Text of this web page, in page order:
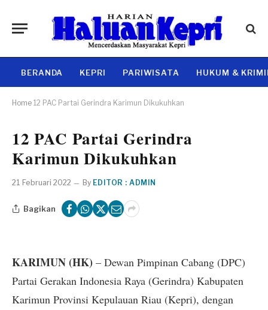
BERANDA KEPRI PARIWISATA HUKUM &
Home 12 PAC Partai Gerindra Karimun Dikukuhkan
12 PAC Partai Gerindra
Karimun Dikukuhkan
21 Februari 2022 By EDITOR : ADMIN
Bagikan
KARIMUN (HK) – Dewan Pimpinan Cabang (DPC)
Partai Gerakan Indonesia Raya (Gerindra) Kabupaten
Karimun Provinsi Kepulauan Riau (Kepri), dengan